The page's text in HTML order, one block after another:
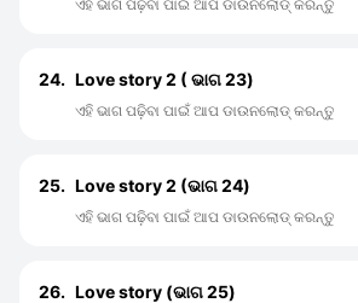
ଏହି ଭାଗ ପଢ଼ିବା ପାଇଁ ଆପ ଡାଉନଲୋଡ୍ କରନ୍ତୁ
24. Love story 2 ( ଭାଗ 23)
ଏହି ଭାଗ ପଢ଼ିବା ପାଇଁ ଆପ ଡାଉନଲୋଡ୍ କରନ୍ତୁ
25. Love story 2 (ଭାଗ 24)
ଏହି ଭାଗ ପଢ଼ିବା ପାଇଁ ଆପ ଡାଉନଲୋଡ୍ କରନ୍ତୁ
26. Love story (ଭାଗ 25)